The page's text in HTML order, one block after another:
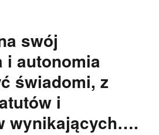
swój
i autonomia
świadomi, z
i
wynikających….